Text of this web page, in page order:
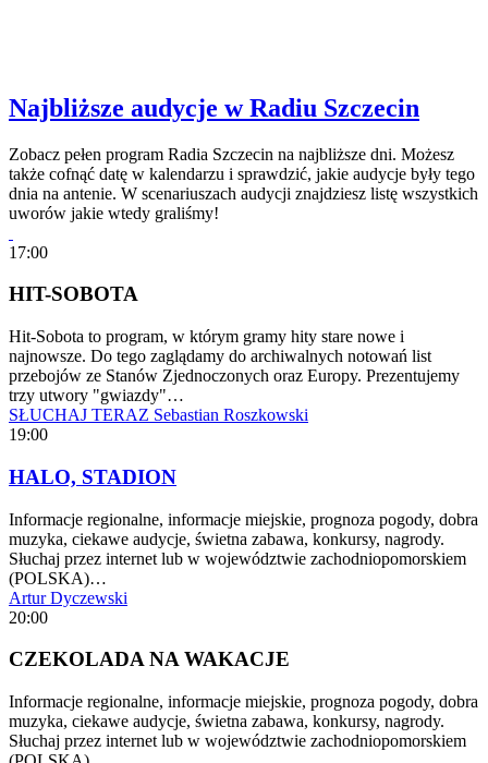
Najbliższe audycje w Radiu Szczecin
Zobacz pełen program Radia Szczecin na najbliższe dni. Możesz
także cofnąć datę w kalendarzu i sprawdzić, jakie audycje były tego
dnia na antenie. W scenariuszach audycji znajdziesz listę wszystkich
uworów jakie wtedy graliśmy!
17:00
HIT-SOBOTA
Hit-Sobota to program, w którym gramy hity stare nowe i
najnowsze. Do tego zaglądamy do archiwalnych notowań list
przebojów ze Stanów Zjednoczonych oraz Europy. Prezentujemy
trzy utwory "gwiazdy"…
SŁUCHAJ TERAZ Sebastian Roszkowski
19:00
HALO, STADION
Informacje regionalne, informacje miejskie, prognoza pogody, dobra
muzyka, ciekawe audycje, świetna zabawa, konkursy, nagrody.
Słuchaj przez internet lub w województwie zachodniopomorskiem
(POLSKA)…
Artur Dyczewski
20:00
CZEKOLADA NA WAKACJE
Informacje regionalne, informacje miejskie, prognoza pogody, dobra
muzyka, ciekawe audycje, świetna zabawa, konkursy, nagrody.
Słuchaj przez internet lub w województwie zachodniopomorskiem